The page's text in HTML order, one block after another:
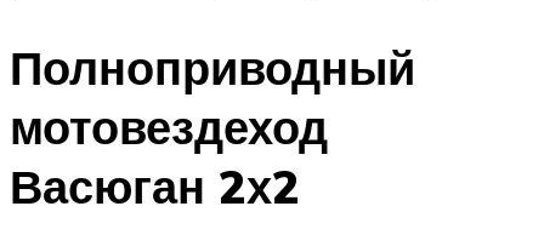
Полноприводный
мотовездеход
Васюган 2х2